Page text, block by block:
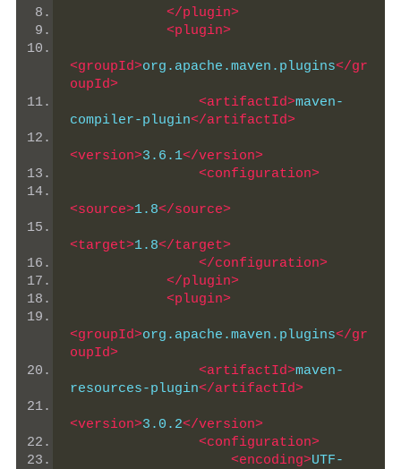
</plugin>
<plugin>
<groupId>org.apache.maven.plugins</gr
oupId>
<artifactId>maven-
compiler-plugin</artifactId>
<version>3.6.1</version>
<configuration>
<source>1.8</source>
<target>1.8</target>
</configuration>
</plugin>
<plugin>
<groupId>org.apache.maven.plugins</gr
oupId>
<artifactId>maven-
resources-plugin</artifactId>
<version>3.0.2</version>
<configuration>
<encoding>UTF-